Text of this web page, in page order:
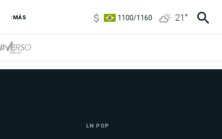
:MÁS
3,8/4
21 °
LN POP